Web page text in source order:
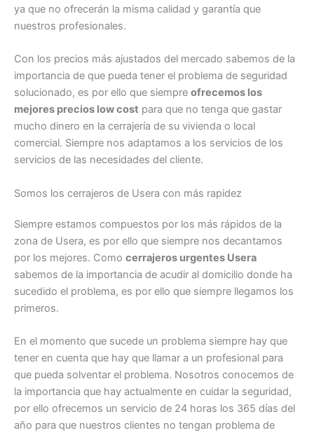
ya que no ofrecerán la misma calidad y garantía que
nuestros profesionales.
Con los precios más ajustados del mercado sabemos de la
importancia de que pueda tener el problema de seguridad
solucionado, es por ello que siempre ofrecemos los
mejores precios low cost para que no tenga que gastar
mucho dinero en la cerrajería de su vivienda o local
comercial. Siempre nos adaptamos a los servicios de los
servicios de las necesidades del cliente.
Somos los cerrajeros de Usera con más rapidez
Siempre estamos compuestos por los más rápidos de la
zona de Usera, es por ello que siempre nos decantamos
por los mejores. Como cerrajeros urgentes Usera
sabemos de la importancia de acudir al domicilio donde ha
sucedido el problema, es por ello que siempre llegamos los
primeros.
En el momento que sucede un problema siempre hay que
tener en cuenta que hay que llamar a un profesional para
que pueda solventar el problema. Nosotros conocemos de
la importancia que hay actualmente en cuidar la seguridad,
por ello ofrecemos un servicio de 24 horas los 365 días del
año para que nuestros clientes no tengan problema de